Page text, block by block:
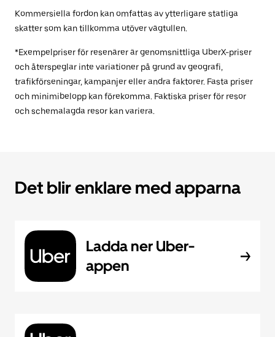
Kommersiella fordon kan omfattas av ytterligare statliga
skatter som kan tillkomma utöver vägtullen.
*Exempelpriser för resenärer är genomsnittliga UberX-priser
och återspeglar inte variationer på grund av geografi,
trafikförseningar, kampanjer eller andra faktorer. Fasta priser
och minimibelopp kan förekomma. Faktiska priser för resor
och schemalagda resor kan variera.
Det blir enklare med apparna
Ladda ner Uber-
appen